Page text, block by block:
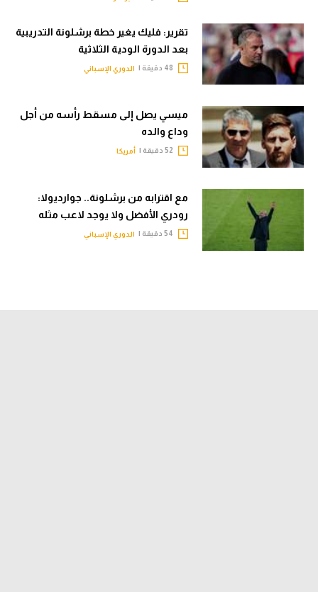
تقرير: فليك يغير خطة برشلونة التدريبية
بعد الدورة الودية الثلاثية
الدوري الإسباني
ميسي يصل إلى مسقط رأسه من أجل
وداع والده
أمريكا
مع اقترابه من برشلونة.. جوارديولا:
رودري الأفضل ولا يوجد لاعب مثله
الدوري الإسباني